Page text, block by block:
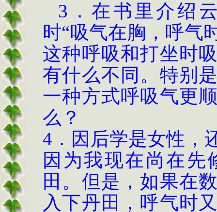
3．在书里介绍
时“吸气在胸，呼气
这种呼吸和打坐时
有什么不同。特别
一种方式呼吸气更
么？
4．因后学是女性，
因为我现在尚在先
田。但是，如果在
入下丹田，呼气时